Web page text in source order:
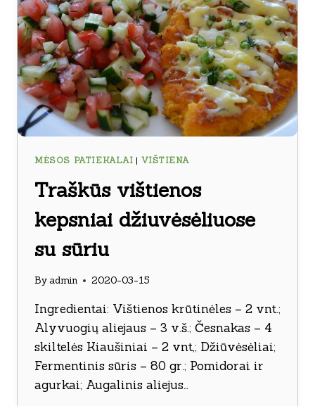
MĖSOS PATIEKALAI |VIŠTIENA
Traškūs vištienos
kepsniai džiuvėsėliuose
su sūriu
By admin 2020-03-15
Ingredientai: Vištienos krūtinėles – 2 vnt.;
Alyvuogių aliejaus – 3 v.š.; Česnakas – 4
skiltelės Kiaušiniai – 2 vnt,; Džiūvėsėliai;
Fermentinis sūris – 80 gr.; Pomidorai ir
agurkai; Augalinis aliejus…